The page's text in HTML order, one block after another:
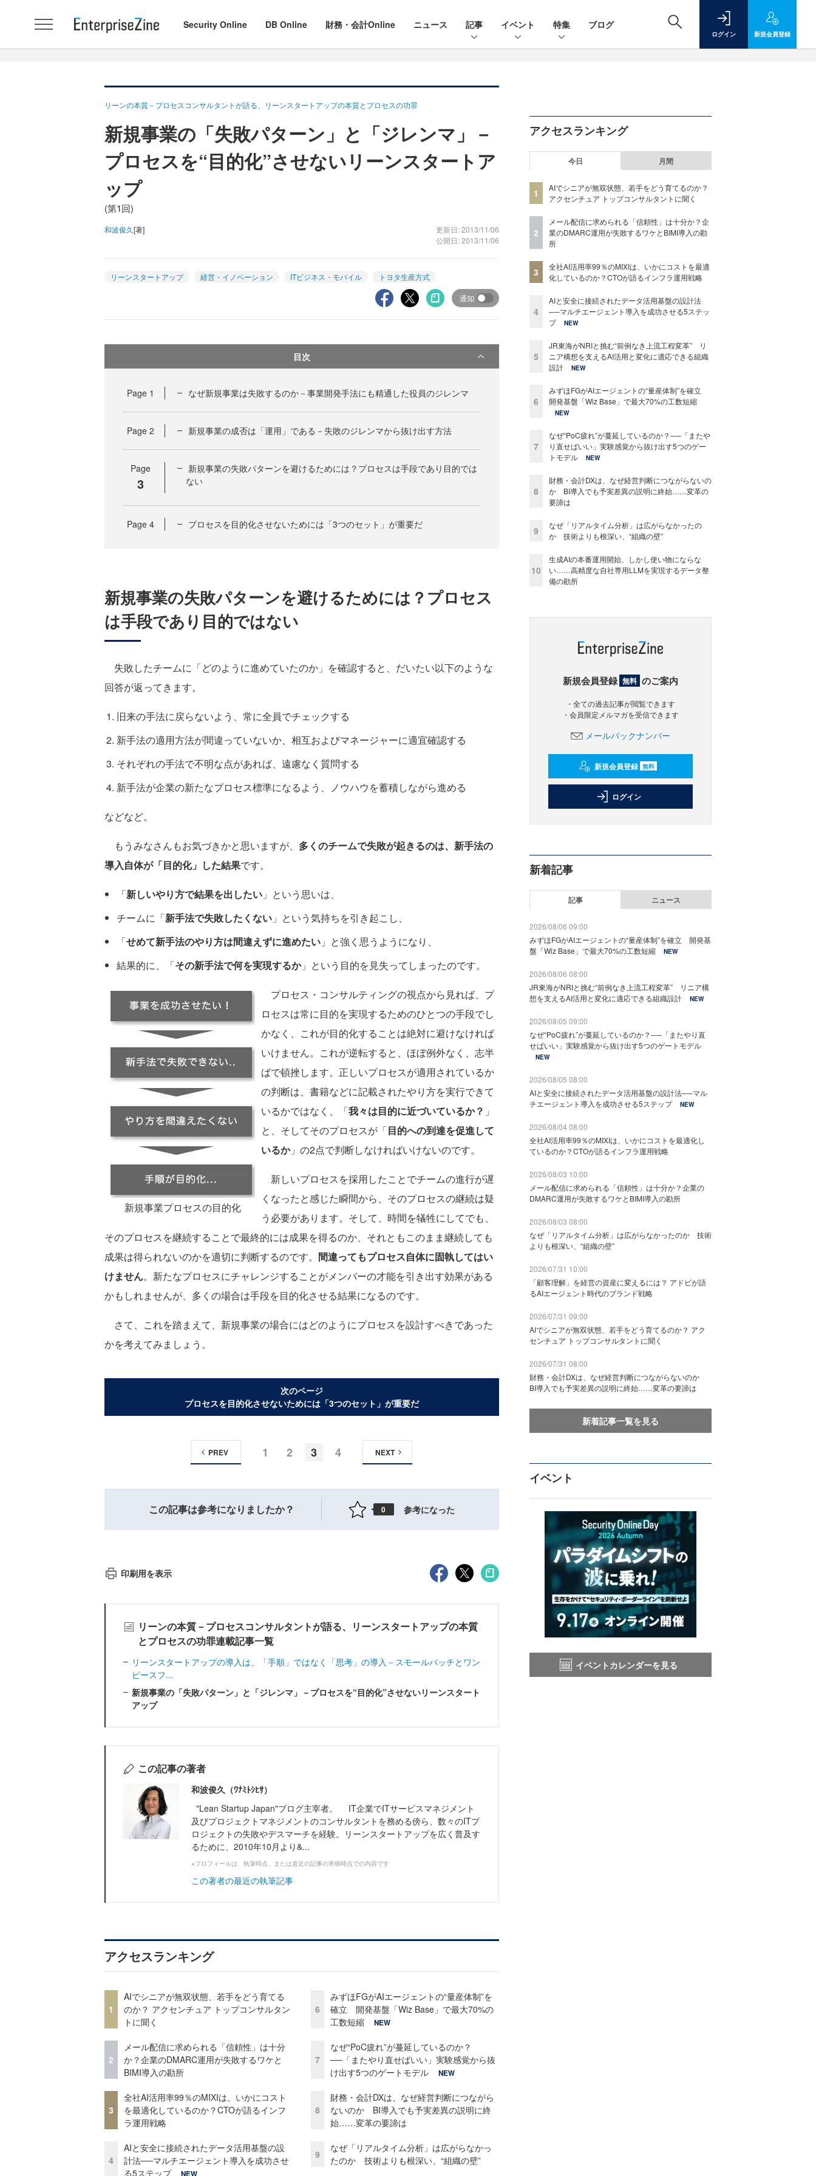
Security Online DB Online 財務・会計Online ニュース 記事 イベント 特集 ブログ
ログイン 新規会員登録
リーンの本質－プロセスコンサルタントが語る、リーンスタートアップの本質とプロセスの功罪
新規事業の「失敗パターン」と「ジレンマ」－
プロセスを“目的化”させないリーンスタートア
ップ
(第1回)
和波俊久[著]
更新日: 2013/11/06
公開日: 2013/11/06
リーンスタートアップ 経営・イノベーション ITビジネス・モバイル トヨタ生産方式
通知
目次
Page 1 なぜ新規事業は失敗するのか－事業開発手法にも精通した役員のジレンマ
Page 2 新規事業の成否は「運用」である－失敗のジレンマから抜け出す方法
Page
3
新規事業の失敗パターンを避けるためには？プロセスは手段であり目的では
ない
Page 4 プロセスを目的化させないためには「3つのセット」が重要だ
新規事業の失敗パターンを避けるためには？プロセス
は手段であり目的ではない
失敗したチームに「どのように進めていたのか」を確認すると、だいたい以下のような
回答が返ってきます。
旧来の手法に戻らないよう、常に全員でチェックする
新手法の適用方法が間違っていないか、相互およびマネージャーに適宜確認する
それぞれの手法で不明な点があれば、遠慮なく質問する
新手法が企業の新たなプロセス標準になるよう、ノウハウを蓄積しながら進める
などなど。
もうみなさんもお気づきかと思いますが、 多くのチームで失敗が起きるのは、新手法の
導入自体が「目的化」した結果です。
「新しいやり方で結果を出したい 」という思いは、
チームに「新手法で失敗したくない 」という気持ちを引き起こし、
「せめて新手法のやり方は間違えずに進めたい 」と強く思うようになり、
結果的に、「その新手法で何を実現するか」という目的を見失ってしまったのです。
新規事業プロセスの目的化
プロセス・コンサルティングの視点から見れば、プ
ロセスは常に目的を実現するためのひとつの手段でし
かなく、これが目的化することは絶対に避けなければ
いけません。これが逆転すると、ほぼ例外なく、志半
ばで頓挫します。正しいプロセスが適用されているか
の判断は、書籍などに記載されたやり方を実行できて
いるかではなく、「我々は目的に近づいているか？ 」
と、そしてそのプロセスが「目的への到達を促進して
いるか」の2点で判断しなければいけないのです。
新しいプロセスを採用したことでチームの進行が遅
くなったと感じた瞬間から、そのプロセスの継続は疑
う必要があります。そして、時間を犠牲にしてでも、
そのプロセスを継続することで最終的には成果を得るのか、それともこのまま継続しても
成果は得られないのかを適切に判断するのです。 間違ってもプロセス自体に固執してはい
けません。新たなプロセスにチャレンジすることがメンバーの才能を引き出す効果がある
かもしれませんが、多くの場合は手段を目的化させる結果になるのです。
さて、これを踏まえて、新規事業の場合にはどのようにプロセスを設計すべきであった
かを考えてみましょう。
次のページ
プロセスを目的化させないためには「3つのセット」が重要だ
1 2 3 4
PREV NEXT
この記事は参考になりましたか？ 0 参考になった
印刷用を表示
リーンの本質－プロセスコンサルタントが語る、リーンスタートアップの本質
とプロセスの功罪連載記事一覧
リーンスタートアップの導入は、「手順」ではなく「思考」の導入－スモールバッチとワン
ピースフ...
新規事業の「失敗パターン」と「ジレンマ」－プロセスを“目的化”させないリーンスタート
アップ
この記事の著者
和波俊久（ﾜﾅﾐﾄｼﾋｻ）
"Lean Startup Japan"ブログ主宰者。 IT企業でITサービスマネジメント
及びプロジェクトマネジメントのコンサルタントを務める傍ら、数々のITプ
ロジェクトの失敗やデスマーチを経験。リーンスタートアップを広く普及す
るために、2010年10月より&...
※プロフィールは、執筆時点、または直近の記事の寄稿時点での内容です
この著者の最近の執筆記事
アクセスランキング
1
AIでシニアが無双状態、若手をどう育てる
のか？ アクセンチュア トップコンサルタン
トに聞く
2
メール配信に求められる「信頼性」は十分
か？企業のDMARC運用が失敗するワケと
BIMI導入の勘所
3
全社AI活用率99％のMIXIは、いかにコスト
を最適化しているのか？CTOが語るインフ
ラ運用戦略
4
AIと安全に接続されたデータ活用基盤の設
計法──マルチエージェント導入を成功させ
る5ステップ
NEW
6
みずほFGがAIエージェントの“量産体制”を
確立 開発基盤「Wiz Base」で最大70%の
工数短縮
NEW
7
なぜ“PoC疲れ”が蔓延しているのか？
──「またやり直せばいい」実験感覚から抜
け出す5つのゲートモデル
NEW
8
財務・会計DXは、なぜ経営判断につながら
ないのか BI導入でも予実差異の説明に終
始……変革の要諦は
9
なぜ「リアルタイム分析」は広がらなかっ
たのか 技術よりも根深い、“組織の壁”
アクセスランキング
今日 月間
1
AIでシニアが無双状態、若手をどう育てるのか？
アクセンチュア トップコンサルタントに聞く
2
メール配信に求められる「信頼性」は十分か？企
業のDMARC運用が失敗するワケとBIMI導入の勘
所
3
全社AI活用率99％のMIXIは、いかにコストを最適
化しているのか？CTOが語るインフラ運用戦略
4
AIと安全に接続されたデータ活用基盤の設計法
──マルチエージェント導入を成功させる5ステッ
プ
NEW
5
JR東海がNRIと挑む“前例なき上流工程変革” リ
ニア構想を支えるAI活用と変化に適応できる組織
設計
NEW
6
みずほFGがAIエージェントの“量産体制”を確立
開発基盤「Wiz Base」で最大70%の工数短縮
NEW
7
なぜ“PoC疲れ”が蔓延しているのか？──「またや
り直せばいい」実験感覚から抜け出す5つのゲー
トモデル
NEW
8
財務・会計DXは、なぜ経営判断につながらないの
か BI導入でも予実差異の説明に終始……変革の
要諦は
9
なぜ「リアルタイム分析」は広がらなかったの
か 技術よりも根深い、“組織の壁”
10
生成AIの本番運用開始、しかし使い物にならな
い……高精度な自社専用LLMを実現するデータ整
備の勘所
新規会員登録 無料 のご案内
・全ての過去記事が閲覧できます
・会員限定メルマガを受信できます
メールバックナンバー
新規会員登録 無料
ログイン
新着記事
記事 ニュース
2026/08/06 09:00
みずほFGがAIエージェントの“量産体制”を確立 開発基
盤「Wiz Base」で最大70%の工数短縮
NEW
2026/08/06 08:00
JR東海がNRIと挑む“前例なき上流工程変革” リニア構
想を支えるAI活用と変化に適応できる組織設計
NEW
2026/08/05 09:00
なぜ“PoC疲れ”が蔓延しているのか？──「またやり直
せばいい」実験感覚から抜け出す5つのゲートモデル
NEW
2026/08/05 08:00
AIと安全に接続されたデータ活用基盤の設計法──マル
チエージェント導入を成功させる5ステップ
NEW
2026/08/04 08:00
全社AI活用率99％のMIXIは、いかにコストを最適化し
ているのか？CTOが語るインフラ運用戦略
2026/08/03 10:00
メール配信に求められる「信頼性」は十分か？企業の
DMARC運用が失敗するワケとBIMI導入の勘所
2026/08/03 08:00
なぜ「リアルタイム分析」は広がらなかったのか 技術
よりも根深い、“組織の壁”
2026/07/31 10:00
「顧客理解」を経営の資産に変えるには？ アドビが語
るAIエージェント時代のブランド戦略
2026/07/31 09:00
AIでシニアが無双状態、若手をどう育てるのか？ アク
センチュア トップコンサルタントに聞く
2026/07/31 08:00
財務・会計DXは、なぜ経営判断につながらないのか
BI導入でも予実差異の説明に終始……変革の要諦は
新着記事一覧を見る
イベント
イベントカレンダーを見る